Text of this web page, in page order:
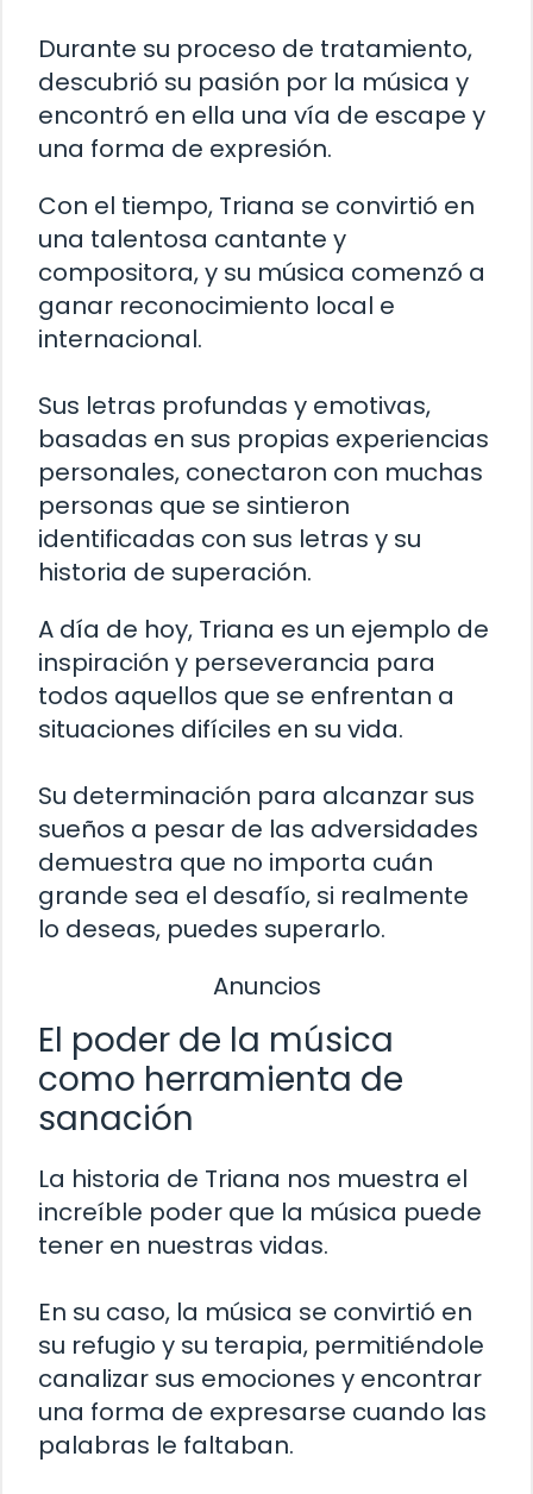
Durante su proceso de tratamiento,
descubrió su pasión por la música y
encontró en ella una vía de escape y
una forma de expresión.
Con el tiempo, Triana se convirtió en
una talentosa cantante y
compositora, y su música comenzó a
ganar reconocimiento local e
internacional.
Sus letras profundas y emotivas,
basadas en sus propias experiencias
personales, conectaron con muchas
personas que se sintieron
identificadas con sus letras y su
historia de superación.
A día de hoy, Triana es un ejemplo de
inspiración y perseverancia para
todos aquellos que se enfrentan a
situaciones difíciles en su vida.
Su determinación para alcanzar sus
sueños a pesar de las adversidades
demuestra que no importa cuán
grande sea el desafío, si realmente
lo deseas, puedes superarlo.
Anuncios
El poder de la música
como herramienta de
sanación
La historia de Triana nos muestra el
increíble poder que la música puede
tener en nuestras vidas.
En su caso, la música se convirtió en
su refugio y su terapia, permitiéndole
canalizar sus emociones y encontrar
una forma de expresarse cuando las
palabras le faltaban.